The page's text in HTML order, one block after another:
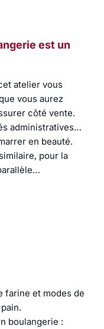
est un
atelier vous
vous aurez
côté vente.
administratives…
en beauté.
pour la
farine et modes de
boulangerie :